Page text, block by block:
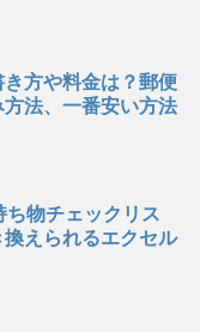
方や料金は？郵便
法、一番安い方法
ち物チェックリス
換えられるエクセル